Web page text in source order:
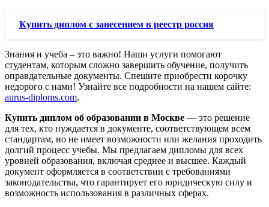
Купить диплом с занесением в реестр россия
Знания и учеба – это важно! Наши услуги помогают
студентам, которым сложно завершить обучение, получить
оправдательные документы. Спешите приобрести корочку
недорого с нами! Узнайте все подробности на нашем сайте:
aurus-diploms.com.
Купить диплом об образовании в Москве — это решение
для тех, кто нуждается в документе, соответствующем всем
стандартам, но не имеет возможности или желания проходить
долгий процесс учебы. Мы предлагаем дипломы для всех
уровней образования, включая среднее и высшее. Каждый
документ оформляется в соответствии с требованиями
законодательства, что гарантирует его юридическую силу и
возможность использования в различных сферах.